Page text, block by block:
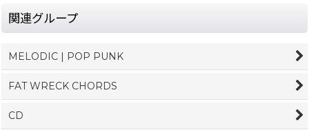
関連グループ
MELODIC | POP PUNK
FAT WRECK CHORDS
CD